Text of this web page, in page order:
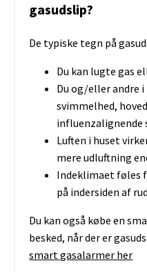
gasudslip?
De typiske tegn på
Du kan lugte gas
Du og/eller andre
svimmelhed,
influenzalignende
Luften i huset
mere udluftning
Indeklimaet føles
på indersiden af
Du kan også købe en
besked, når der er
smart gasalarmer her